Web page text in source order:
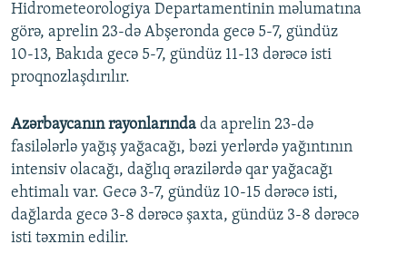
Hidrometeorologiya Departamentinin məlumatına
görə, aprelin 23-də Abşeronda gecə 5-7, gündüz
10-13, Bakıda gecə 5-7, gündüz 11-13 dərəcə isti
proqnozlaşdırılır.
Azərbaycanın rayonlarında da aprelin 23-də
fasilələrlə yağış yağacağı, bəzi yerlərdə yağıntının
intensiv olacağı, dağlıq ərazilərdə qar yağacağı
ehtimalı var. Gecə 3-7, gündüz 10-15 dərəcə isti,
dağlarda gecə 3-8 dərəcə şaxta, gündüz 3-8 dərəcə
isti təxmin edilir.